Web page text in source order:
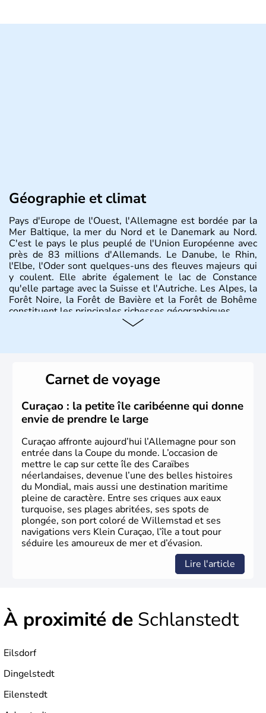
Géographie et climat
Pays d'Europe de l'Ouest, l'Allemagne est bordée par la
Mer Baltique, la mer du Nord et le Danemark au Nord.
C'est le pays le plus peuplé de l'Union Européenne avec
près de 83 millions d'Allemands. Le Danube, le Rhin,
l'Elbe, l'Oder sont quelques-uns des fleuves majeurs qui
y coulent. Elle abrite également le lac de Constance
qu'elle partage avec la Suisse et l'Autriche. Les Alpes, la
Forêt Noire, la Forêt de Bavière et la Forêt de Bohême
constituent les principales richesses géographiques.
lesquelles bénéficient d'une grande autonomie. Le pays
peut se targuer de grands noms qu'il a vu naître dans tous
les domaines, des arts à la politique en passant par la
philosophie. Hertz, Gutenberg, Heidegger, Thomas Mann,
Herman Hesse ou bien Hegel en font partie.
Carnet de voyage
Curaçao : la petite île caribéenne qui donne
envie de prendre le large
Curaçao affronte aujourd’hui l’Allemagne pour son
entrée dans la Coupe du monde. L’occasion de
mettre le cap sur cette île des Caraïbes
néerlandaises, devenue l’une des belles histoires
du Mondial, mais aussi une destination maritime
pleine de caractère. Entre ses criques aux eaux
turquoise, ses plages abritées, ses spots de
plongée, son port coloré de Willemstad et ses
navigations vers Klein Curaçao, l’île a tout pour
séduire les amoureux de mer et d’évasion.
Lire l'article
À proximité de Schlanstedt
Eilsdorf
Dingelstedt
Eilenstedt